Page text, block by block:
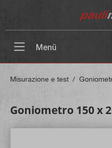
Menü
Misurazione e test /
Goniometro 150 x